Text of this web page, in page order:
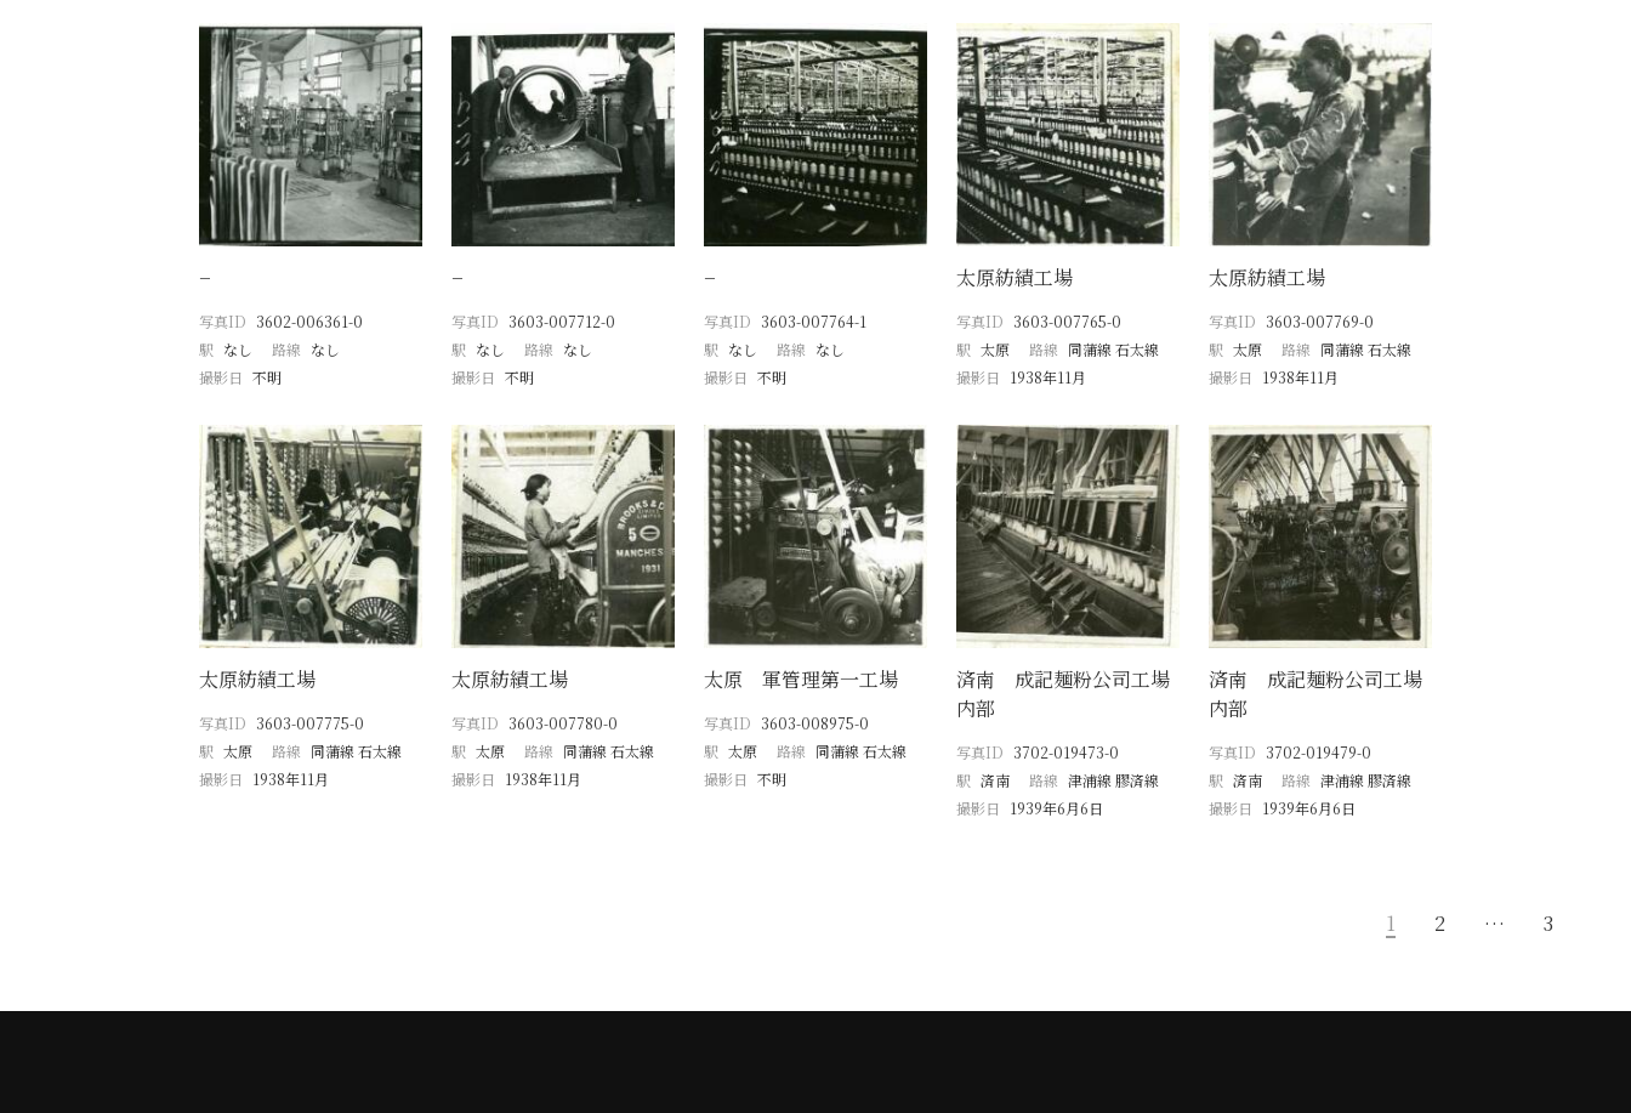
−
写真ID 3602-006361-0
駅 なし 路線 なし
撮影日 不明
−
写真ID 3603-007712-0
駅 なし 路線 なし
撮影日 不明
−
写真ID 3603-007764-1
駅 なし 路線 なし
撮影日 不明
太原紡績工場
写真ID 3603-007765-0
駅 太原 路線 同蒲線 石太線
撮影日
1938年11月
太原紡績工場
写真ID 3603-007769-0
駅 太原 路線 同蒲線 石太線
撮影日
1938年11月
太原紡績工場
写真ID 3603-007775-0
駅 太原 路線 同蒲線 石太線
撮影日
1938年11月
太原紡績工場
写真ID 3603-007780-0
駅 太原 路線 同蒲線 石太線
撮影日
1938年11月
太原 軍管理第一工場
写真ID 3603-008975-0
駅 太原 路線 同蒲線 石太線
撮影日 不明
済南 成記麺粉公司工場
内部
写真ID 3702-019473-0
駅 済南 路線 津浦線 膠済線
撮影日
1939年6月6日
済南 成記麺粉公司工場
内部
写真ID 3702-019479-0
駅 済南 路線 津浦線 膠済線
撮影日
1939年6月6日
1 2 … 3